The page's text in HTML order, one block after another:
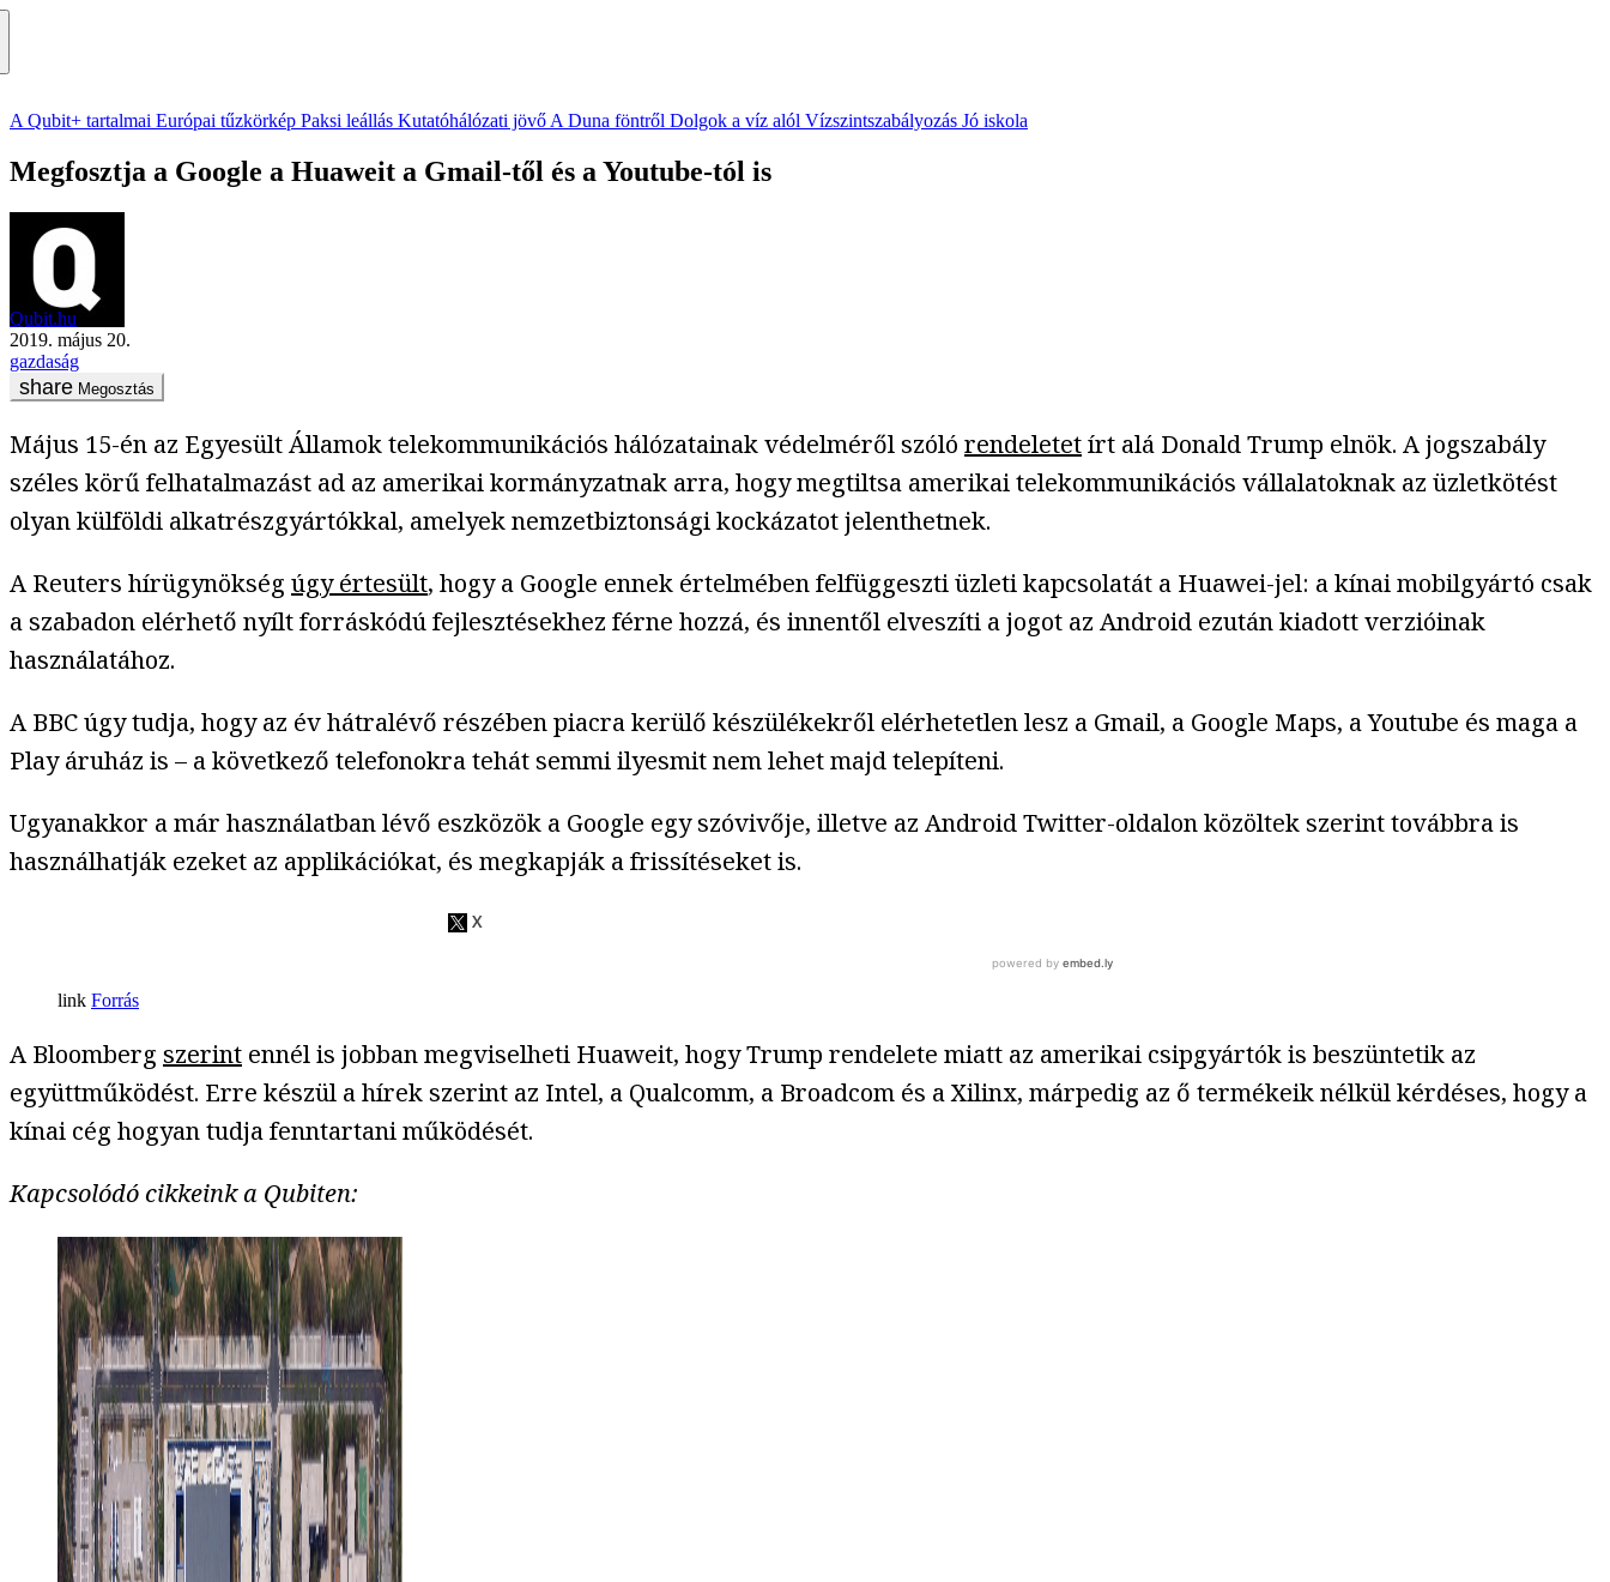
A Qubit+ tartalmai Európai tűzkörkép Paksi leállás Kutatóhálózati jövő A Duna föntről Dolgok a víz alól Vízszintszabályozás Jó iskola
Megfosztja a Google a Huaweit a Gmail-től és a Youtube-tól is
Qubit.hu
2019. május 20.
gazdaság
Megosztás
Május 15-én az Egyesült Államok telekommunikációs hálózatainak védelméről szóló rendeletetírt alá Donald Trump elnök. A jogszabály
széles körű felhatalmazást ad az amerikai kormányzatnak arra, hogy megtiltsa amerikai telekommunikációs vállalatoknak az üzletkötést
olyan külföldi alkatrészgyártókkal, amelyek nemzetbiztonsági kockázatot jelenthetnek.
A Reuters hírügynökség úgy értesült, hogy a Google ennek értelmében felfüggeszti üzleti kapcsolatát a Huawei-jel: a kínai mobilgyártó csak
a szabadon elérhető nyílt forráskódú fejlesztésekhez férne hozzá, és innentől elveszíti a jogot az Android ezután kiadott verzióinak
használatához.
A BBC úgy tudja, hogy az év hátralévő részében piacra kerülő készülékekről elérhetetlen lesz a Gmail, a Google Maps, a Youtube és maga a
Play áruház is – a következő telefonokra tehát semmi ilyesmit nem lehet majd telepíteni.
Ugyanakkor a már használatban lévő eszközök a Google egy szóvivője, illetve az Android Twitter-oldalon közöltek szerint továbbra is
használhatják ezeket az applikációkat, és megkapják a frissítéseket is.
Forrás
A Bloomberg szerint ennél is jobban megviselheti Huaweit, hogy Trump rendelete miatt az amerikai csipgyártók is beszüntetik az
együttműködést. Erre készül a hírek szerint az Intel, a Qualcomm, a Broadcom és a Xilinx, márpedig az ő termékeik nélkül kérdéses, hogy a
kínai cég hogyan tudja fenntartani működését.
Kapcsolódó cikkeink a Qubiten: